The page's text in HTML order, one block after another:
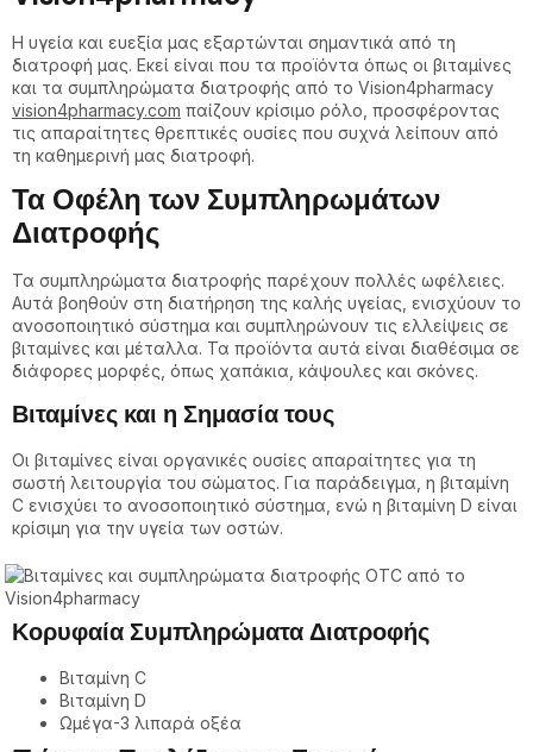
Η υγεία και ευεξία μας εξαρτώνται σημαντικά από τη
διατροφή μας. Εκεί είναι που τα προϊόντα όπως οι βιταμίνες
και τα συμπληρώματα διατροφής από το Vision4pharmacy
vision4pharmacy.com παίζουν κρίσιμο ρόλο, προσφέροντας
τις απαραίτητες θρεπτικές ουσίες που συχνά λείπουν από
τη καθημερινή μας διατροφή.
Τα Οφέλη των Συμπληρωμάτων
Διατροφής
Τα συμπληρώματα διατροφής παρέχουν πολλές ωφέλειες.
Αυτά βοηθούν στη διατήρηση της καλής υγείας, ενισχύουν το
ανοσοποιητικό σύστημα και συμπληρώνουν τις ελλείψεις σε
βιταμίνες και μέταλλα. Τα προϊόντα αυτά είναι διαθέσιμα σε
διάφορες μορφές, όπως χαπάκια, κάψουλες και σκόνες.
Βιταμίνες και η Σημασία τους
Οι βιταμίνες είναι οργανικές ουσίες απαραίτητες για τη
σωστή λειτουργία του σώματος. Για παράδειγμα, η βιταμίνη
C ενισχύει το ανοσοποιητικό σύστημα, ενώ η βιταμίνη D είναι
κρίσιμη για την υγεία των οστών.
Κορυφαία Συμπληρώματα Διατροφής
Βιταμίνη C
Βιταμίνη D
Ωμέγα-3 λιπαρά οξέα